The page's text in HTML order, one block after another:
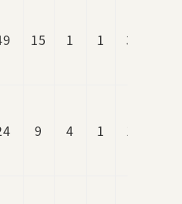
15 1 1 3
9 4 1